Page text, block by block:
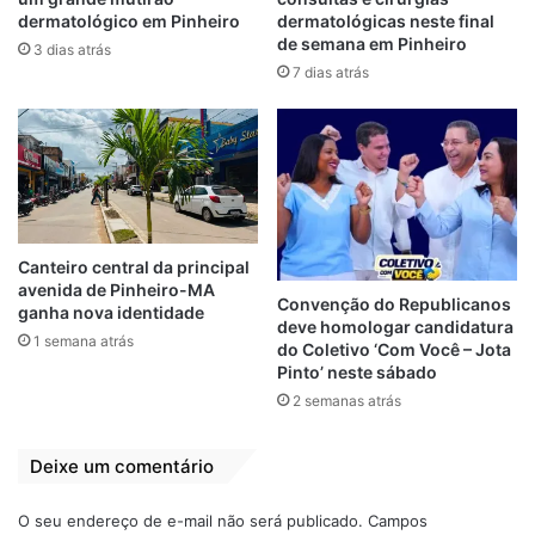
prefeito que fica até 20 anos até que
prescreva respondendo processo por
improbidade — afirmou.
Nesta quarta-feira, o Senado Federal
aprovou as mudanças que diminuem o
alcance da improbidade administrativa. A
mudança na legislação agora determina que
só poderão ser imputados quando existir
comprovação de que houve intenção de
causar dano aos cofres públicos.
Bolsonaro
Ficha Suja Lei sancionada
dermatológico em Pinheiro
3 dias atrás
dermatológicas neste final
de semana em Pinheiro
7 dias atrás
Canteiro central da principal
avenida de Pinheiro-MA
ganha nova identidade
1 semana atrás
Convenção do Republicanos
deve homologar candidatura
do Coletivo ‘Com Você – Jota
Pinto’ neste sábado
2 semanas atrás
Deixe um comentário
O seu endereço de e-mail não será publicado. Campos